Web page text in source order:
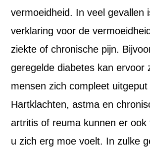
vermoeidheid. In veel gevallen
verklaring voor de
ziekte of chronische pijn.
geregelde diabetes kan ervoor
mensen zich compleet uitgeput
Hartklachten, astma en
artritis of reuma kunnen er ook
u zich erg moe voelt. In zulke